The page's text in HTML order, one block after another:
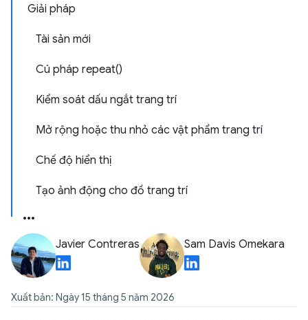
Giải pháp
Tài sản mới
Cú pháp repeat()
Kiểm soát dấu ngắt trang trí
Mở rộng hoặc thu nhỏ các vật phẩm trang trí
Chế độ hiển thị
Tạo ảnh động cho đồ trang trí
Javier Contreras Sam Davis Omekara
Xuất bản: Ngày 15 tháng 5 năm 2026